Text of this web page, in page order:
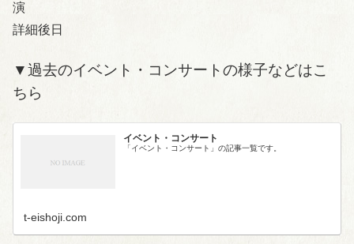
演
詳細後日
▼過去のイベント・コンサートの様子などはこ
ちら
イベント・コンサート
「イベント・コンサート」の記事一覧です。
t-eishoji.com